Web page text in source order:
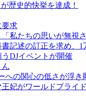
歴史的快挙を達成！
要求
私たちの思いが無視さ
記述の訂正を求め、1
DJイベントが開催
ん
への関心の低さが浮き
妃がワールドプライ